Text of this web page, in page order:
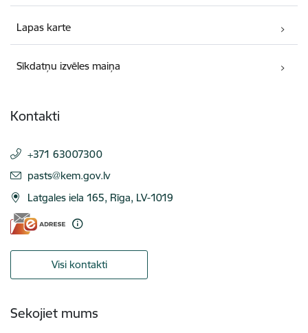
Lapas karte
Sīkdatņu izvēles maiņa
Kontakti
+371 63007300
E-pasts:
pasts@kem.gov.lv
Latgales iela 165, Rīga, LV-1019
Visi kontakti
Sekojiet mums